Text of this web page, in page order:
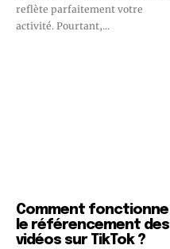
reflète parfaitement votre
activité. Pourtant,...
Comment fonctionne
le référencement des
vidéos sur TikTok ?